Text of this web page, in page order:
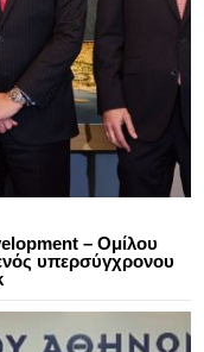
– Ομίλου
υπερσύγχρονου